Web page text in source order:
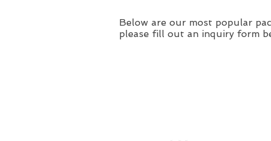
Below are our most popular
please fill out an inquiry form